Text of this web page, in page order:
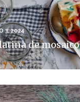
3, 2024
de mosaico